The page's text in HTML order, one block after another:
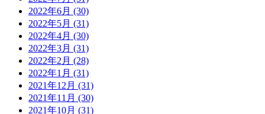
2022年6月 (30)
2022年5月 (31)
2022年4月 (30)
2022年3月 (31)
2022年2月 (28)
2022年1月 (31)
2021年12月 (31)
2021年11月 (30)
2021年10月 (31)